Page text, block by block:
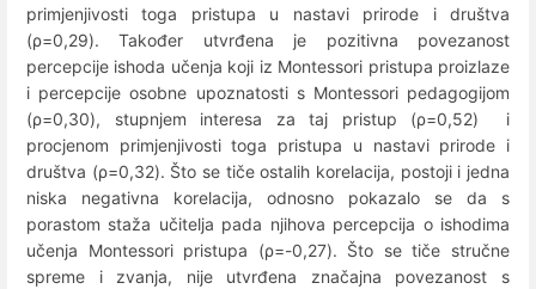
primjenjivosti toga pristupa u nastavi prirode i društva
(ρ=0,29). Također utvrđena je pozitivna povezanost
percepcije ishoda učenja koji iz Montessori pristupa proizlaze
i percepcije osobne upoznatosti s Montessori pedagogijom
(ρ=0,30), stupnjem interesa za taj pristup (ρ=0,52) i
procjenom primjenjivosti toga pristupa u nastavi prirode i
društva (ρ=0,32). Što se tiče ostalih korelacija, postoji i jedna
niska negativna korelacija, odnosno pokazalo se da s
porastom staža učitelja pada njihova percepcija o ishodima
učenja Montessori pristupa (ρ=-0,27). Što se tiče stručne
spreme i zvanja, nije utvrđena značajna povezanost s